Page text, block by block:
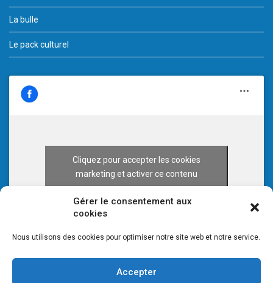
Gérer le consentement aux
cookies
Nous utilisons des cookies pour optimiser notre site web et notre service.
Accepter
La bulle
Le pack culturel
Cliquez pour accepter les cookies
marketing et activer ce contenu